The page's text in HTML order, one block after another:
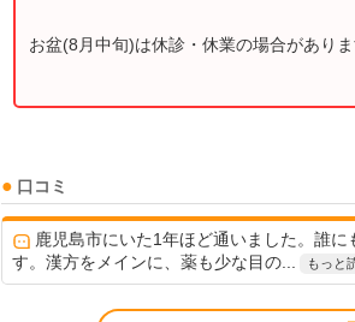
お盆(8月中旬)は休診・休業の場合があり
口コミ
鹿児島市にいた1年ほど通いました。誰
す。漢方をメインに、薬も少な目の...
もっと